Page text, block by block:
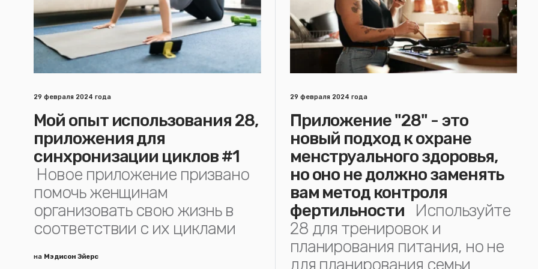
29 февраля 2024 года
Мой опыт использования 28,
приложения для
синхронизации циклов #1
Новое приложение призвано
помочь женщинам
организовать свою жизнь в
соответствии с их циклами
на Мэдисон Эйерс
29 февраля 2024 года
Приложение "28" - это
новый подход к охране
менструального здоровья,
но оно не должно заменять
вам метод контроля
фертильности
Используйте
28 для тренировок и
планирования питания, но не
для планирования семьи